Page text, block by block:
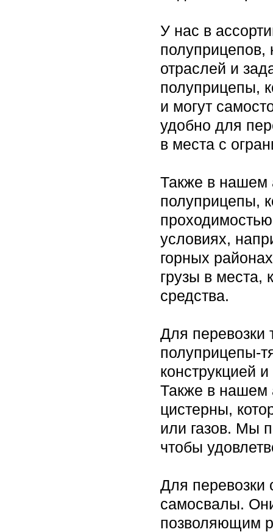
У нас в
полуприцепов,
отраслей и
полуприцепы,
и могут
удобно для
в места с
Также в нашем
полуприцепы,
условиях,
горных
грузы в места,
средства.
Для перевозки
полуприцепы-
конструкцией
Также в нашем
цистерны,
или газов. Мы
чтобы
Для перевозки
самосвалы.
позволяющим